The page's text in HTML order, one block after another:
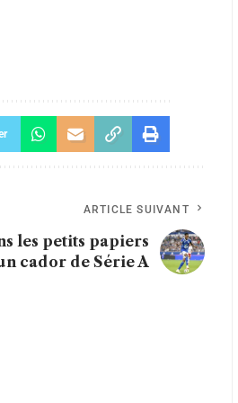
ARTICLE SUIVANT
les petits papiers
cador de Série A